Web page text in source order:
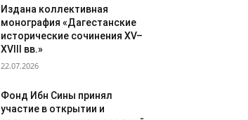
Издана коллективная
монография «Дагестанские
исторические сочинения XV–
XVIII вв.»
22.07.2026
Фонд Ибн Сины принял
участие в открытии и